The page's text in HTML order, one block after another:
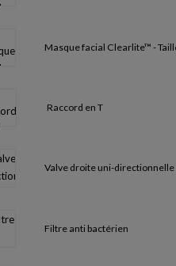
Masque facial Clearlite™ -
Raccord en T
Valve droite uni-directionnelle
Filtre anti bactérien